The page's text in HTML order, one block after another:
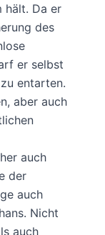
hält. Da er
des
er selbst
entarten.
aber auch
auch
der
auch
Nicht
auch